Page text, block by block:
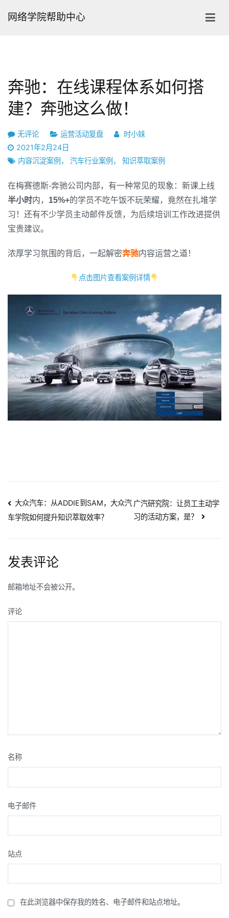
网络学院帮助中心
奔驰：在线课程体系如何搭
建？奔驰这么做！
奔
驰：
在
课
程
体
系
何
做！
无评论 运营活动复盘
时小妹
2021年2月24日
内容沉淀案例 ， 汽车行业案例 ， 知识萃取案例
在梅赛德斯-奔驰公司内部，有一种常见的现象：新课上线
半小时内， 15%+的学员不吃午饭不玩荣耀，竟然在扎堆学
习！ 还有不少学员主动邮件反馈，为后续培训工作改进提供
宝贵建议。
浓厚学习氛围的背后，一起解密奔驰内容运营之道！
点击图片查看案例详情
文
章
航
大众汽车：从ADDIE到SAM，大众汽
车学院如何提升知识萃取效率？
广汽研究院：让员工主动学
习的活动方案，是？
发表评论
邮箱地址不会被公开。
评论
名称
电子邮件
站点
在此浏览器中保存我的姓名、电子邮件和站点地址。